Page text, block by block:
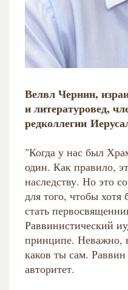
Велвл Чернин,
и литературовед,
редколлегии
"Когда у нас был
один. Как правило,
наследству. Но это
для того, чтобы
стать
Раввинистический
принципе. Неважно,
каков ты сам.
авторитет.